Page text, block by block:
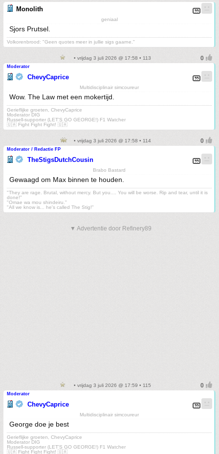
Monolith
geniaal
Sjors Prutsel.
Volkorenbrood: "Geen quotes meer in jullie sigs gaarne."
• vrijdag 3 juli 2026 @ 17:58 • 113
Moderator
ChevyCaprice
Multidisciplinair simcoureur
Wow. The Law met een mokertijd.
Gerieflijke groeten, ChevyCaprice
Moderator DIG
Russell-supporter (LET'S GO GEORGE!) F1 Watcher
🇺🇦 Fight Fight Fight! 🇺🇦
• vrijdag 3 juli 2026 @ 17:58 • 114
Moderator / Redactie FP
TheStigsDutchCousin
Brabo Bastard
Gewaagd om Max binnen te houden.
"They are rage. Brutal, without mercy. But you.... You will be worse. Rip and tear, until it is
done!"
"Omae wa mou shindeiru."
"All we know is... he's called The Stig!"
▼ Advertentie door Refinery89
• vrijdag 3 juli 2026 @ 17:59 • 115
Moderator
ChevyCaprice
Multidisciplinair simcoureur
George doe je best
Gerieflijke groeten, ChevyCaprice
Moderator DIG
Russell-supporter (LET'S GO GEORGE!) F1 Watcher
🇺🇦 Fight Fight Fight! 🇺🇦